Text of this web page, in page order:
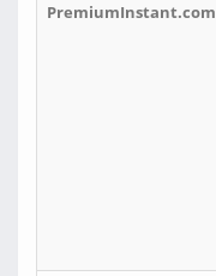
PremiumInstant.com